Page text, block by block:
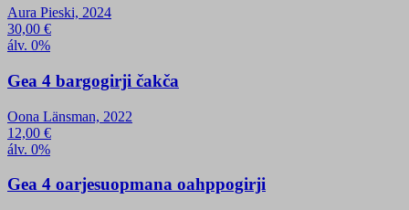
Aura Pieski, 2024
30,00 €
álv. 0%
Gea 4 bargogirji čakča
Oona Länsman, 2022
12,00 €
álv. 0%
Gea 4 oarjesuopmana oahppogirji